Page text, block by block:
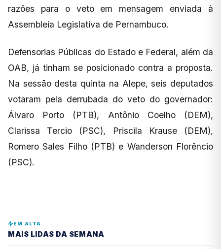
razões para o veto em mensagem enviada à
Assembleia Legislativa de Pernambuco.
Defensorias Públicas do Estado e Federal, além da
OAB, já tinham se posicionado contra a proposta.
Na sessão desta quinta na Alepe, seis deputados
votaram pela derrubada do veto do governador:
Álvaro Porto (PTB), Antônio Coelho (DEM),
Clarissa Tercio (PSC), Priscila Krause (DEM),
Romero Sales Filho (PTB) e Wanderson Florêncio
(PSC).
EM ALTA
MAIS LIDAS DA SEMANA